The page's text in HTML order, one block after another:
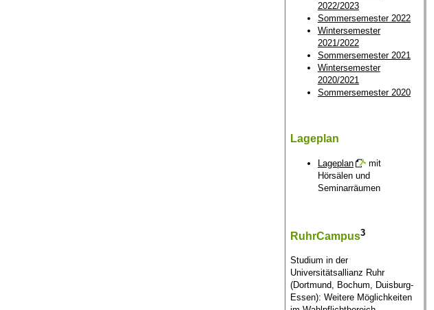
2022/2023
Sommersemester 2022
Wintersemester
2021/2022
Sommersemester 2021
Wintersemester
2020/2021
Sommersemester 2020
Lageplan
Lageplan
mit
Hörsälen und
Seminarräumen
RuhrCampus3
Studium in der
Universitätsallianz Ruhr
(Dortmund, Bochum, Duisburg-
Essen): Weitere Möglichkeiten